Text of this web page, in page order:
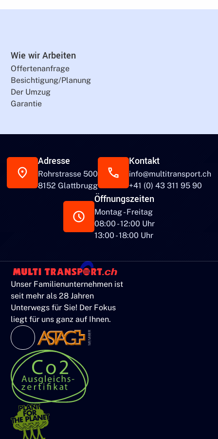
Wie wir Arbeiten
Offertenanfrage
Besichtigung/Planung
Der Umzug
Garantie
Adresse
Rohrstrasse 500
8152 Glattbrugg
Kontakt
info@multitransport.ch
+41 (0) 43 311 95 90
Öffnungszeiten
Montag - Freitag
08:00 - 12:00 Uhr
13:00 - 18:00 Uhr
Unser Familienunternehmen ist
seit mehr als 28 Jahren
Unterwegs für Sie! Der Fokus
liegt für uns ganz auf Ihnen.